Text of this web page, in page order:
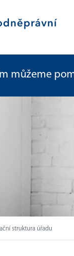
můžeme
struktura úřadu